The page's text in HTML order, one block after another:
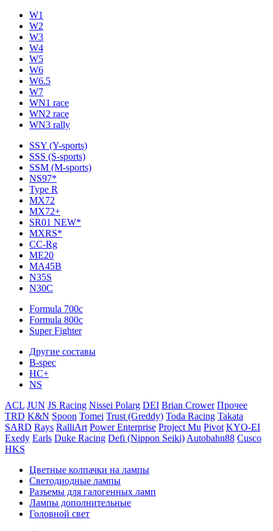
W1
W2
W3
W4
W5
W6
W6.5
W7
WN1 race
WN2 race
WN3 rally
SSY (Y-sports)
SSS (S-sports)
SSM (M-sports)
NS97*
Type R
MX72
MX72+
SR01 NEW*
MXRS*
CC-Rg
ME20
MA45B
N35S
N30C
Formula 700c
Formula 800c
Super Fighter
Другие составы
B-spec
HC+
NS
ACL JUN JS Racing Nissei Polarg DEI Brian Crower Прочее
TRD K&N Spoon Tomei Trust (Greddy) Toda Racing Takata
SARD Rays RalliArt Power Enterprise Project Mu Pivot KYO-EI
Exedy Earls Duke Racing Defi (Nippon Seiki) Autobahn88 Cusco
HKS
Цветные колпачки на лампы
Светодиодные лампы
Разъемы для галогенных ламп
Лампы дополнительные
Головной свет